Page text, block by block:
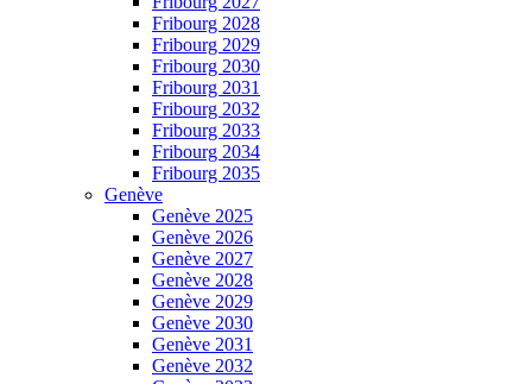
Fribourg 2028
Fribourg 2029
Fribourg 2030
Fribourg 2031
Fribourg 2032
Fribourg 2033
Fribourg 2034
Fribourg 2035
Genève
Genève 2025
Genève 2026
Genève 2027
Genève 2028
Genève 2029
Genève 2030
Genève 2031
Genève 2032